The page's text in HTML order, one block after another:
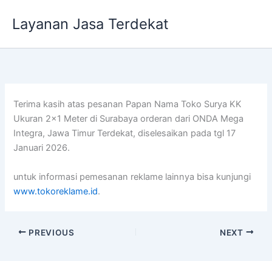
Layanan Jasa Terdekat
Terima kasih atas pesanan Papan Nama Toko Surya KK
Ukuran 2×1 Meter di Surabaya orderan dari ONDA Mega
Integra, Jawa Timur Terdekat, diselesaikan pada tgl 17
Januari 2026.
untuk informasi pemesanan reklame lainnya bisa kunjungi
www.tokoreklame.id.
PREVIOUS NEXT